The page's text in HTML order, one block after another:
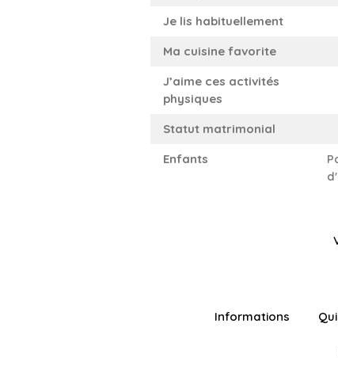
Je lis habituellement
Ma cuisine favorite
J’aime ces activités
physiques
Statut matrimonial
Enfants
Informations